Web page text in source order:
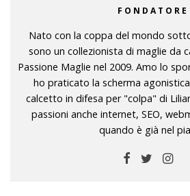
FONDATORE
Nato con la coppa del mondo
sono un collezionista di maglie da
Passione Maglie nel 2009. Amo lo
ho praticato la scherma
calcetto in difesa per "colpa" di
passioni anche internet, SEO,
quando è già nel